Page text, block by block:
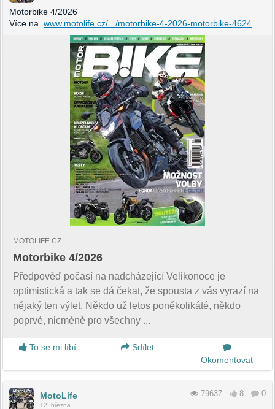
Motorbike 4/2026
Více na www.motolife.cz/.../motorbike-4-2026-motorbike-4624
MOTOLIFE.CZ
Motorbike 4/2026
Předpověď počasí na nadcházející Velikonoce je
optimistická a tak se dá čekat, že spousta z vás vyrazí na
nějaký ten výlet. Někdo už letos poněkolikáté, někdo
poprvé, nicméně pro všechny ...
To se mi líbí
Sdílet
Okomentovat
MotoLife
12. března
79637 8 0